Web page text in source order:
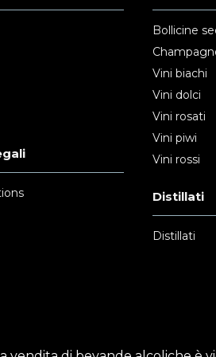
Bollicine
Vini biachi
Vini dolci
Vini rosati
Vini piwi
Vini rossi
Distillati
Distillati